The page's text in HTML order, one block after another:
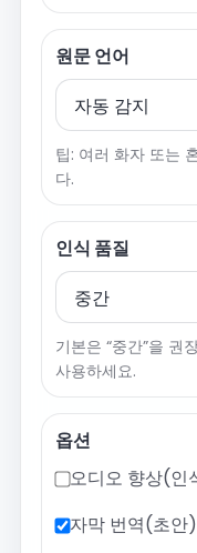
원문 언어
팁: 여러 화자 또는
다.
인식 품질
기본은 “중간”을 권
사용하세요.
옵션
오디오 향상(인
자막 번역(초안)